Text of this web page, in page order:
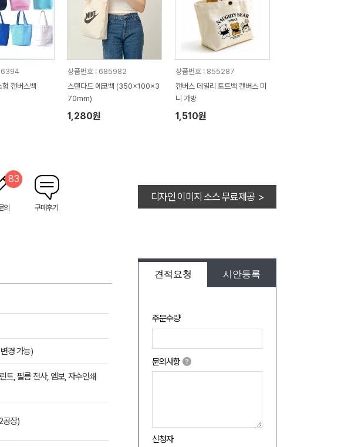
형 캔버스백
상품번호 : 685982
스탠다드 에코백 (350x100x3
70mm)
1,280원
상품번호 : 855287
캔버스 데일리 토트백 캔버스 미
니 가방
1,510원
의
83
구매후기
디자인 이미지 소스 무료제공 >
견적요청 시안등록
주문수량
문의사항
신청자
경 가능)
트, 필름 전사, 엠보, 자수인쇄
공장)